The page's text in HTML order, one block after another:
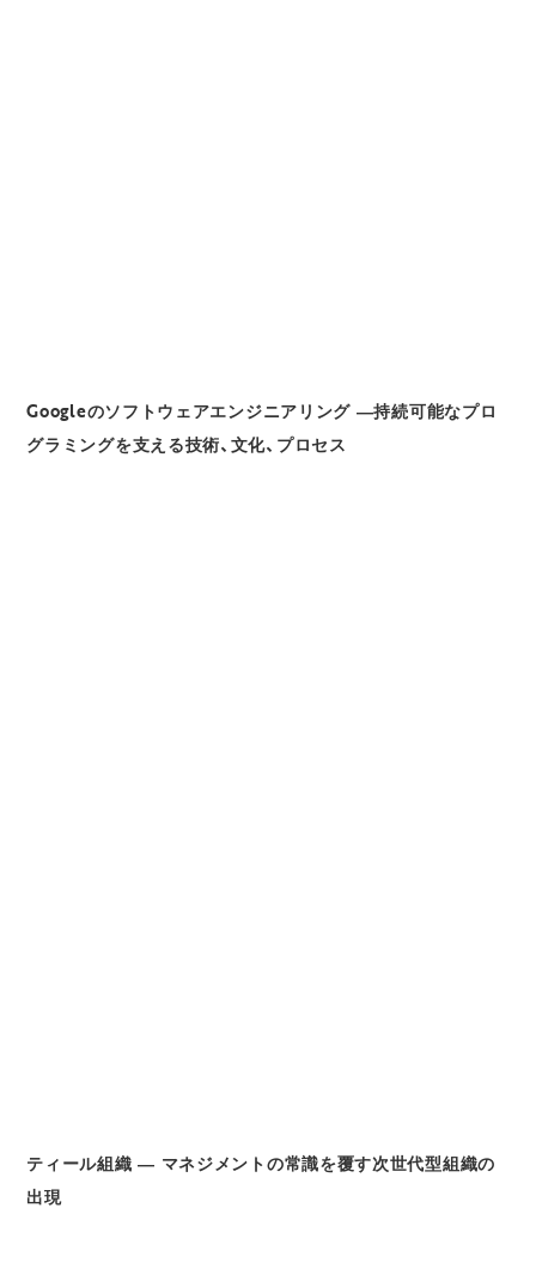
Googleのソフトウェアエンジニアリング ―持続可能なプロ
グラミングを支える技術、文化、プロセス
ティール組織 ― マネジメントの常識を覆す次世代型組織の
出現